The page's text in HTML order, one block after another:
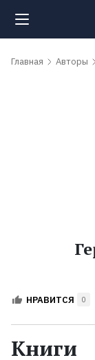
Поиск
Авторы
Жанры
Главная Авторы
НРАВИТСЯ 0
Книги